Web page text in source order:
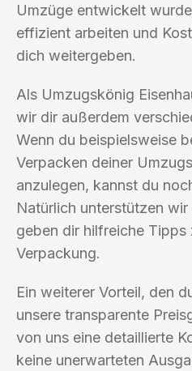
Umzüge entwickelt
effizient arbeiten und
dich weitergeben.
Als Umzugskönig
wir dir außerdem
Wenn du beispielsweise
Verpacken deiner
anzulegen, kannst du
Natürlich unterstützen
geben dir hilfreiche Tipps
Verpackung.
Ein weiterer Vorteil, den
unsere transparente
von uns eine detaillierte
keine unerwarteten